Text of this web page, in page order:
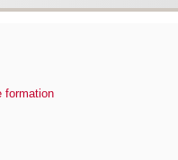
formation